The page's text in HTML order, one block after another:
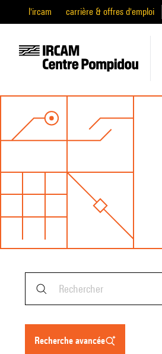
l'ircam carrière & offres d'emploi
recherche avancée